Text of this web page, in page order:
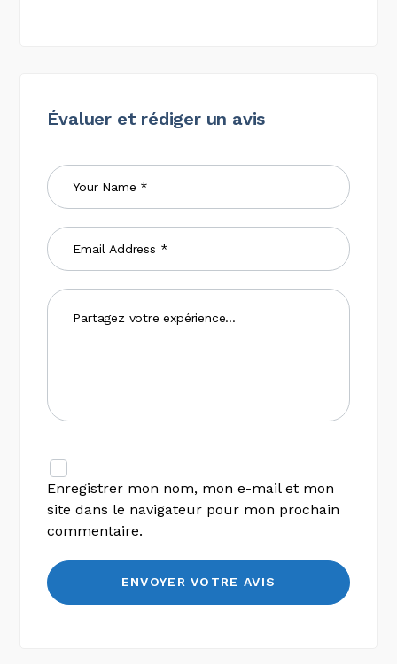
Évaluer et rédiger un avis
Enregistrer mon nom, mon e-mail et mon
site dans le navigateur pour mon prochain
commentaire.